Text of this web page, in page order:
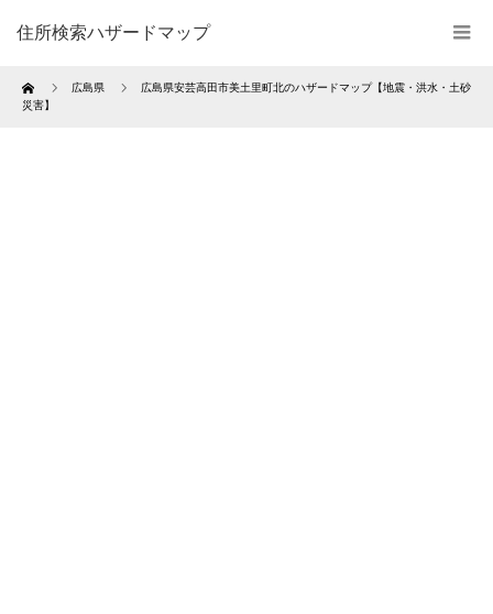
住所検索ハザードマップ
Home 広島県
広島県安芸高田市美土里町北のハザードマップ【地震・洪水・土砂
災害】